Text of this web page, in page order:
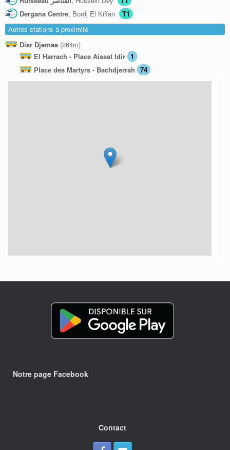
Dergana Centre, Bordj El Kiffan
T1
Autres stations à proximité
Diar Djemaa (264m)
El Harrach - Place Aissat Idir 1
Place des Martyrs - Bachdjerrah 74
Notre page Facebook
Contact